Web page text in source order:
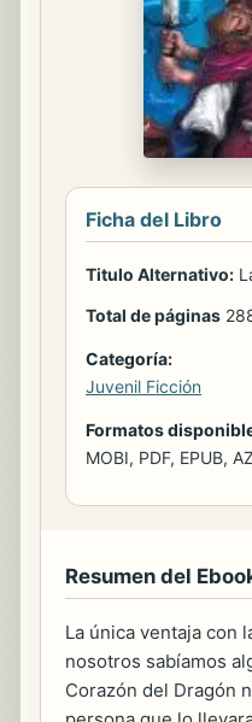
Ficha del Libro
Titulo Alternativo:
Total de páginas
Categoría:
Juvenil Ficción
Formatos
MOBI, PDF, EPUB,
Resumen del
La única ventaja con
nosotros sabíamos
Corazón del Dragón